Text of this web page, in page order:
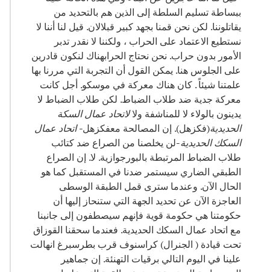
ببساطة تسليم السلطة إلى الذين هم بالتحديد من
يقاتلوننا. لكن نحن قمنا بجهد كبير قبلالان. قيل لنا أننا لا
نستطيع الاعتماد على الحراب ، ولكننا لا نقدر تدبر
الأمور بدون حراب. نحن نحتاج الحرابهناك لنكون قادرين
على الجلوس هنا. يمكن القول أن التجربة التي مررنا بها
علمتنا شيئاً . كان هناك معركة في موسكو. أجل كانت
معركة جدية ضد طلاب الضباط. لكن طلاب الضباط لا
يدينون بالولاء لا للمناشفة ولالاتحاد عمال السكة
الحديدية(فكزهل). إن المصالحة معفكزهل-اتحاد عمال
السكك الحديدية-لن يخلصنا من الصراع ضد كتائب
طلاب الضباط المرتبطة بالبورجوازية. لا. إن الصراع
الطبقي الضاري سيستمر ضدنا في المستقبل كما هو
الحال الآن. وعندما سترى قمل الطبقة الوسطى
العاجزة الآن عن تحديد الجهة التي ستنحاز إليها أن
حكومتنا هي حكومة قوية فإنهم سيصطفون إلى جانبنا
مع اتحاد عمال السكك الحديدية. فعندما سحقنا القوزاق
تحت قيادة ( الجنرال) كراسنوف قرب بطرسبرغ انهالت
علينا في اليوم التالي برقيات التهنئة. إن جماهير